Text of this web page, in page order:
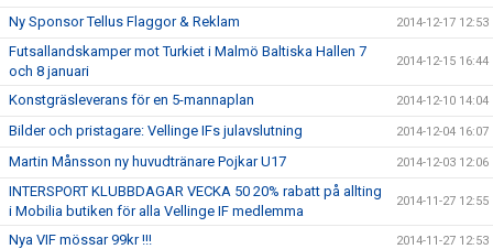
Ny Sponsor Tellus Flaggor & Reklam 2014-12-17 12:53
Futsallandskamper mot Turkiet i Malmö Baltiska Hallen 7
och 8 januari
2014-12-15 16:44
Konstgräsleverans för en 5-mannaplan 2014-12-10 14:04
Bilder och pristagare: Vellinge IFs julavslutning 2014-12-04 16:07
Martin Månsson ny huvudtränare Pojkar U17 2014-12-03 12:06
INTERSPORT KLUBBDAGAR VECKA 50 20% rabatt på allting
i Mobilia butiken för alla Vellinge IF medlemma
2014-11-27 12:55
Nya VIF mössar 99kr !!! 2014-11-27 12:53